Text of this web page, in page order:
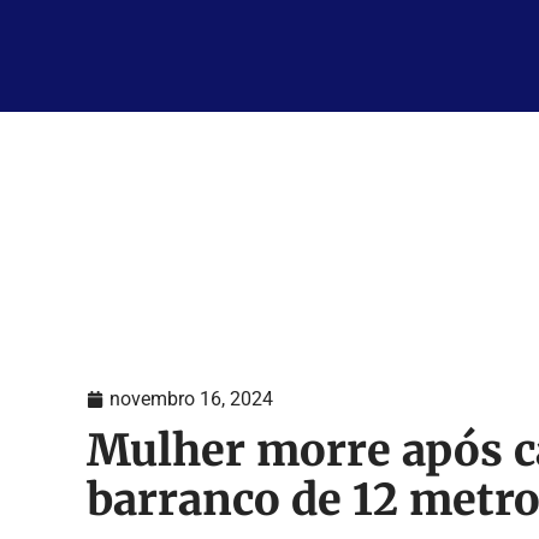
novembro 16, 2024
Mulher morre após
barranco de 12